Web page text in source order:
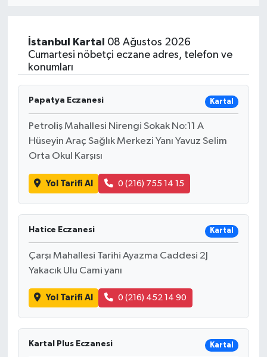
İstanbul Kartal
08 Ağustos 2026
Cumartesi nöbetçi eczane adres, telefon ve
konumları
Papatya Eczanesi Kartal
Petroliş Mahallesi Nirengi Sokak No:11 A
Hüseyin Araç Sağlık Merkezi Yanı Yavuz Selim
Orta Okul Karşısı
Yol Tarifi Al 0 (216) 755 14 15
Hatice Eczanesi Kartal
Çarşı Mahallesi Tarihi Ayazma Caddesi 2J
Yakacık Ulu Cami yanı
Yol Tarifi Al 0 (216) 452 14 90
Kartal Plus Eczanesi Kartal
Genel
Gündem
İlan
Otomobil
Politika
Resmî ilanlar
Sağlık